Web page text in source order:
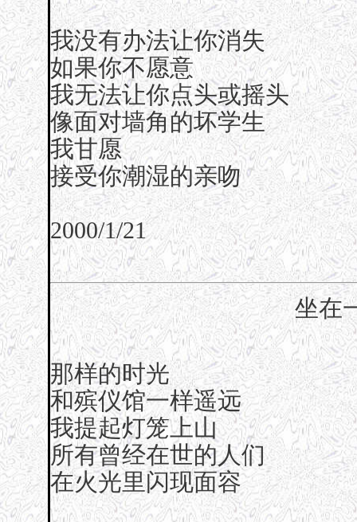
我没有办法让你消失
如果你不愿意
我无法让你点头或摇头
像面对墙角的坏学生
我甘愿
接受你潮湿的亲吻
2000/1/21
坐在
那样的时光
和殡仪馆一样遥远
我提起灯笼上山
所有曾经在世的人们
在火光里闪现面容